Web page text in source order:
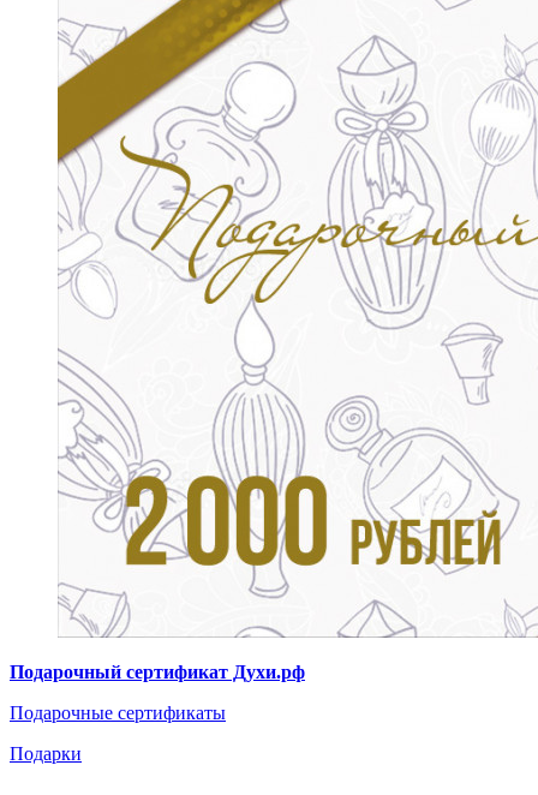
Подарочный сертификат Духи.рф
Подарочные сертификаты
Подарки